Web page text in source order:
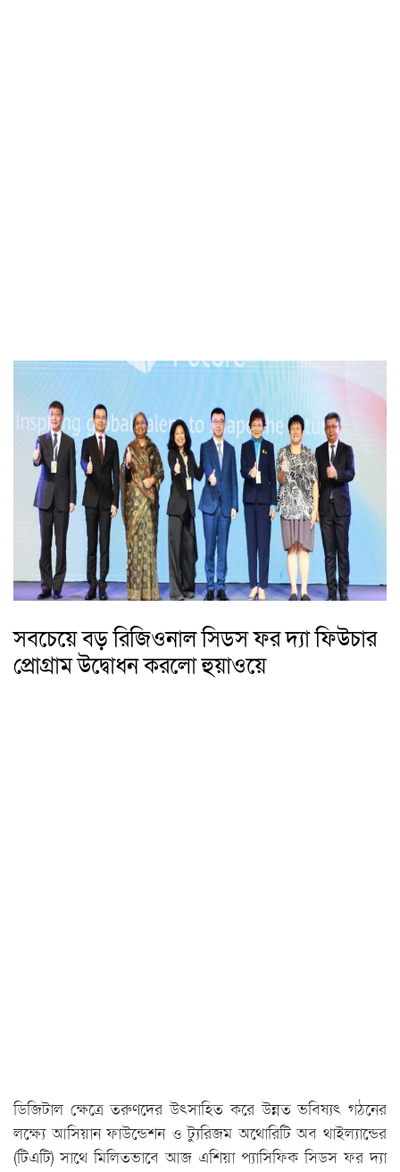
সবচেয়ে বড় রিজিওনাল সিডস ফর দ্যা ফিউচার
প্রোগ্রাম উদ্বোধন করলো হুয়াওয়ে
ডিজিটাল ক্ষেত্রে তরুণদের উৎসাহিত করে উন্নত ভবিষ্যৎ গঠনের
লক্ষ্যে আসিয়ান ফাউন্ডেশন ও ট্যুরিজম অথোরিটি অব থাইল্যান্ডের
(টিএটি) সাথে মিলিতভাবে আজ এশিয়া প্যাসিফিক সিডস ফর দ্যা